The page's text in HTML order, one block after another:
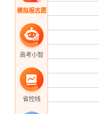
模拟报志愿
高考小智
省控线